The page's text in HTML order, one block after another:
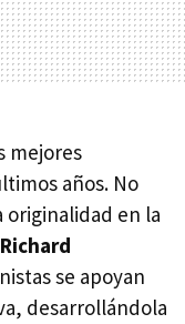
mejores
años. No
originalidad en la
Richard
se apoyan
desarrollándola